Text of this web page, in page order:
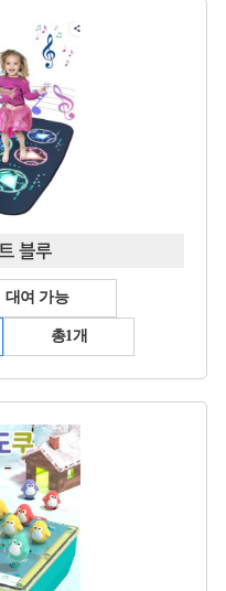
블루
대여 가능
총1개